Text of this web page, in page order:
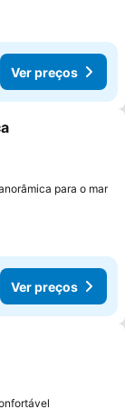
Ver preços
favoritos
para o mar
Ver preços
favoritos